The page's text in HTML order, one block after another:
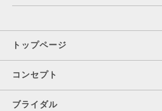
トップページ
コンセプト
ブライダル